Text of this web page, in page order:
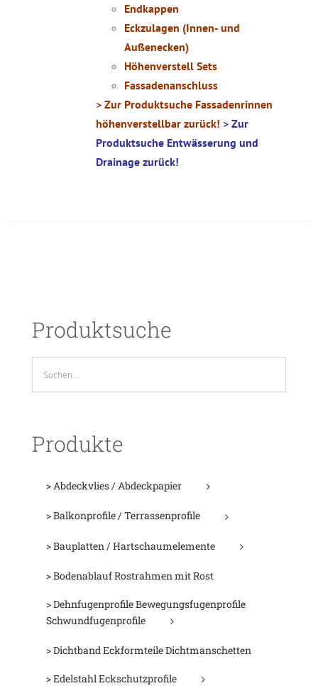
Endkappen
Eckzulagen (Innen- und
Außenecken)
Höhenverstell Sets
Fassadenanschluss
> Zur Produktsuche Fassadenrinnen
höhenverstellbar zurück! > Zur
Produktsuche Entwässerung und
Drainage zurück!
Produktsuche
Produkte
> Abdeckvlies / Abdeckpapier
> Balkonprofile / Terrassenprofile
> Bauplatten / Hartschaumelemente
> Bodenablauf Rostrahmen mit Rost
> Dehnfugenprofile Bewegungsfugenprofile
Schwundfugenprofile
> Dichtband Eckformteile Dichtmanschetten
> Edelstahl Eckschutzprofile